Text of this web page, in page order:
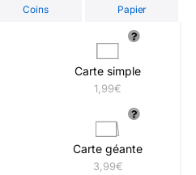
Coins Papier
Carte simple
1,99€
Carte géante
3,99€